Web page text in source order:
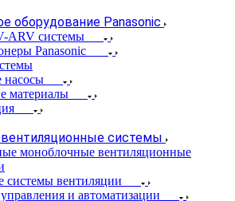
оборудование Panasonic
ARV системы
Panasonic
насосы
материалы
вентиляционные системы
моноблочные вентиляционные
системы вентиляции
и автоматизации